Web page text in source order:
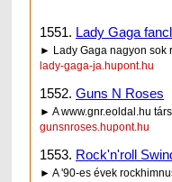
1551. Lady Gaga
► Lady Gaga nagyon sok
lady-gaga-ja.hupont.hu
1552. Guns N Roses
► A www.gnr.eoldal.hu
gunsnroses.hupont.hu
1553. Rock'n'roll
► A '90-es évek